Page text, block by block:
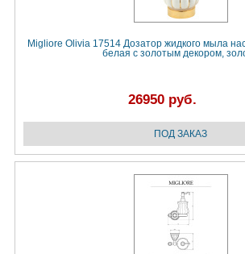
Migliore Olivia 17514 Дозатор жидкого мыла
белая с золотым декором,
26950 руб.